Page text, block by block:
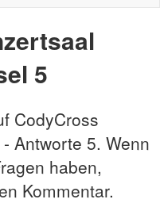
5
CodyCross
Antworte 5. Wenn
haben,
Kommentar.